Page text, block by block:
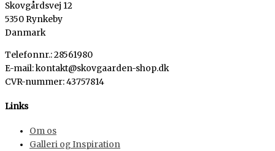
Skovgårdsvej 12
5350 Rynkeby
Danmark
Telefonnr.: 28561980
E-mail: kontakt@skovgaarden-shop.dk
CVR-nummer:43757814
Links
Om os
Galleri og Inspiration